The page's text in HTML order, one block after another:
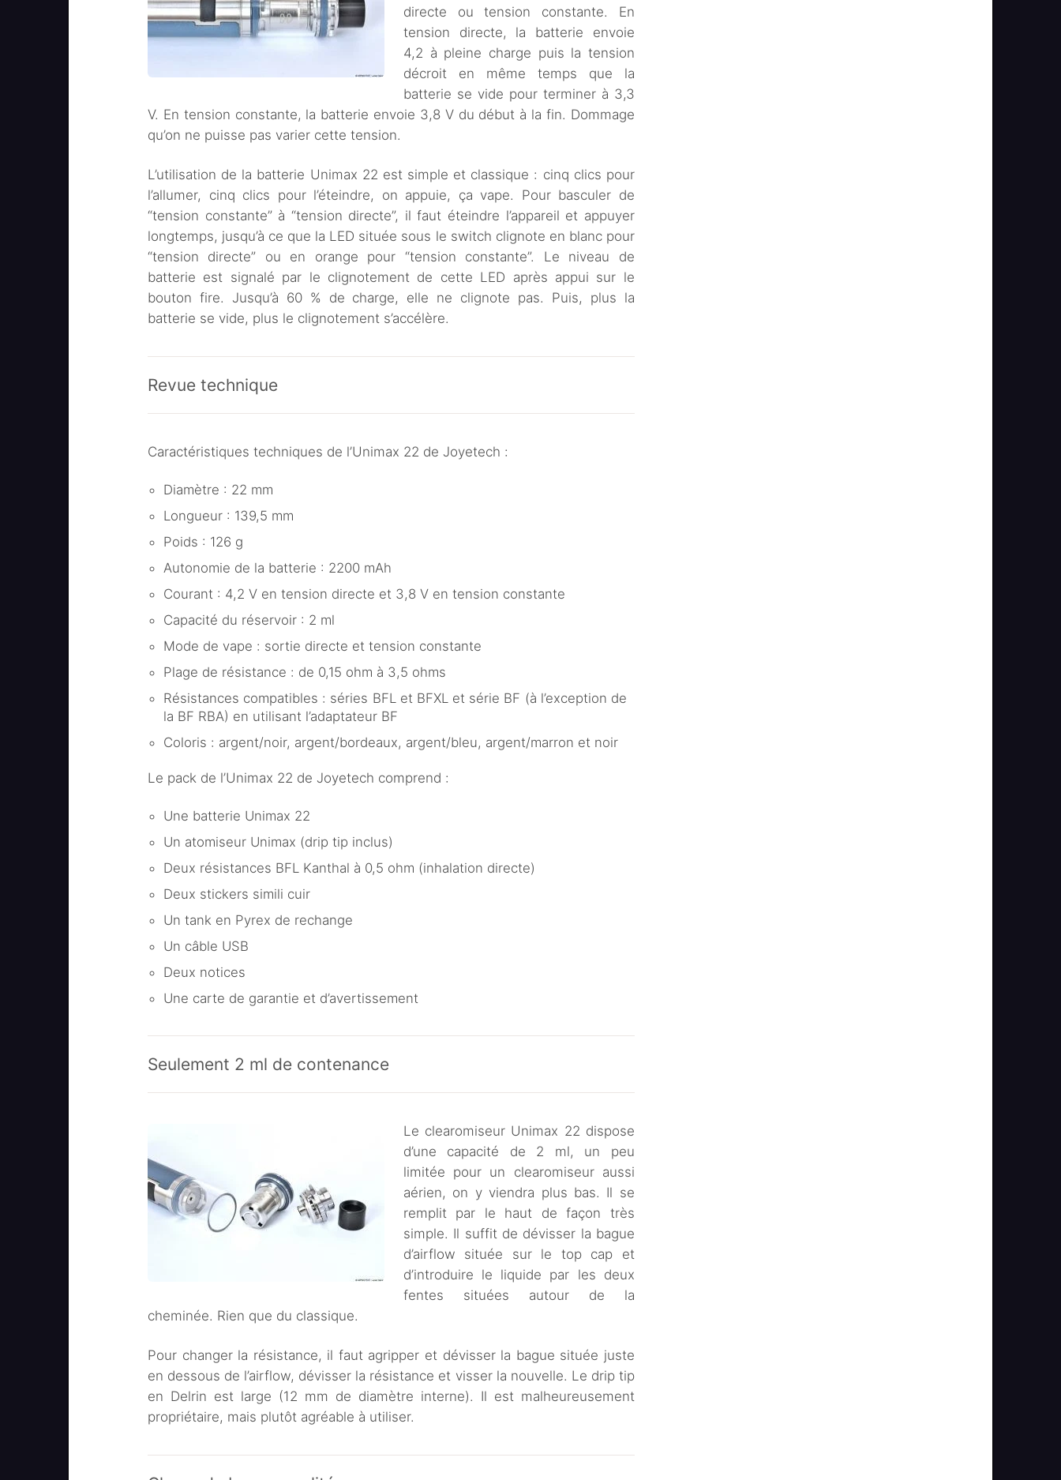
directe ou tension constante. En
tension directe, la batterie envoie
4,2 à pleine charge puis la tension
décroit en même temps que la
batterie se vide pour terminer à 3,3
V. En tension constante, la batterie envoie 3,8 V du début à la fin. Dommage
qu’on ne puisse pas varier cette tension.
L’utilisation de la batterie Unimax 22 est simple et classique : cinq clics pour
l’allumer, cinq clics pour l’éteindre, on appuie, ça vape. Pour basculer de
“tension constante” à “tension directe”, il faut éteindre l’appareil et appuyer
longtemps, jusqu’à ce que la LED située sous le switch clignote en blanc pour
“tension directe” ou en orange pour “tension constante”. Le niveau de
batterie est signalé par le clignotement de cette LED après appui sur le
bouton fire. Jusqu’à 60 % de charge, elle ne clignote pas. Puis, plus la
batterie se vide, plus le clignotement s’accélère.
Revue technique
Caractéristiques techniques de l’Unimax 22 de Joyetech :
Diamètre : 22 mm
Longueur : 139,5 mm
Poids : 126 g
Autonomie de la batterie : 2200 mAh
Courant : 4,2 V en tension directe et 3,8 V en tension constante
Capacité du réservoir : 2 ml
Mode de vape : sortie directe et tension constante
Plage de résistance : de 0,15 ohm à 3,5 ohms
Résistances compatibles : séries BFL et BFXL et série BF (à l’exception de
la BF RBA) en utilisant l’adaptateur BF
Coloris : argent/noir, argent/bordeaux, argent/bleu, argent/marron et noir
Le pack de l’Unimax 22 de Joyetech comprend :
Une batterie Unimax 22
Un atomiseur Unimax (drip tip inclus)
Deux résistances BFL Kanthal à 0,5 ohm (inhalation directe)
Deux stickers simili cuir
Un tank en Pyrex de rechange
Un câble USB
Deux notices
Une carte de garantie et d’avertissement
Seulement 2 ml de contenance
Le clearomiseur Unimax 22 dispose
d’une capacité de 2 ml, un peu
limitée pour un clearomiseur aussi
aérien, on y viendra plus bas. Il se
remplit par le haut de façon très
simple. Il suffit de dévisser la bague
d’airflow située sur le top cap et
d’introduire le liquide par les deux
fentes situées autour de la
cheminée. Rien que du classique.
Pour changer la résistance, il faut agripper et dévisser la bague située juste
en dessous de l’airflow, dévisser la résistance et visser la nouvelle. Le drip tip
en Delrin est large (12 mm de diamètre interne). Il est malheureusement
propriétaire, mais plutôt agréable à utiliser.